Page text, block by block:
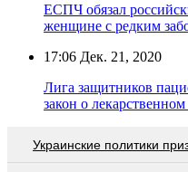
ЕСПЧ обязал
женщине с редким
17:06 Дек. 21, 2020
Лига защитников
закон о
Украинские политики